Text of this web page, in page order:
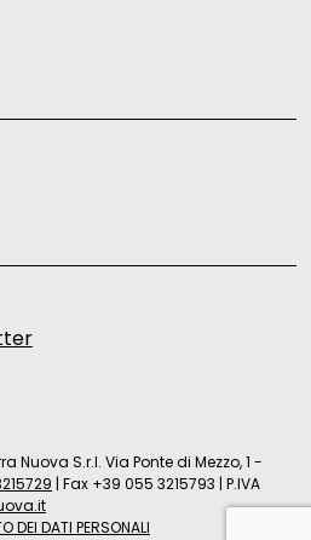
Nuova S.r.l. Via Ponte di Mezzo, 1 -
| Fax +39 055 3215793 | P.IVA
DEI DATI PERSONALI